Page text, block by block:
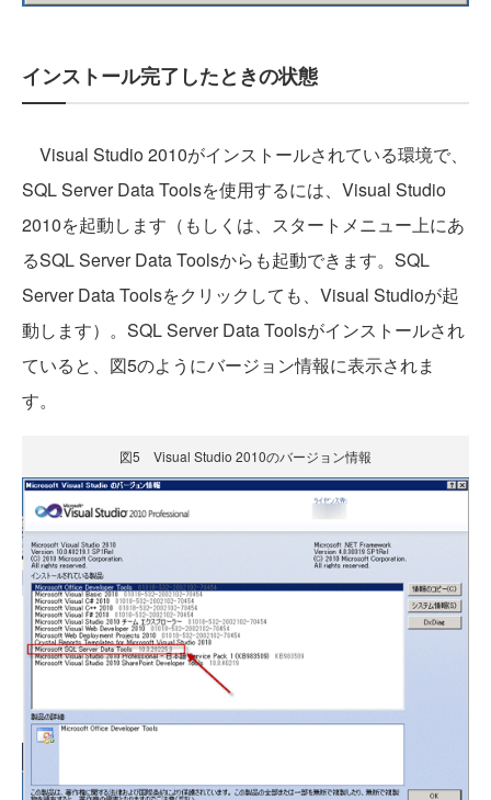
インストール完了したときの状態
Visual Studio 2010がインストールされている環境で、
SQL Server Data Toolsを使用するには、Visual Studio
2010を起動します（もしくは、スタートメニュー上にあ
るSQL Server Data Toolsからも起動できます。SQL
Server Data Toolsをクリックしても、Visual Studioが起
動します）。SQL Server Data Toolsがインストールされ
ていると、図5のようにバージョン情報に表示されま
す。
図5 Visual Studio 2010のバージョン情報